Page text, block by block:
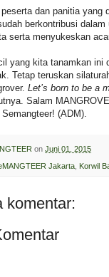
dan panitia yang
berkontribusi
serta menyukeskan
yang kita tanamkan ini
Tetap teruskan
Let’s born to be a
Salam
(ADM).
on Juni 01, 2015
Jakarta Korwil
komentar: